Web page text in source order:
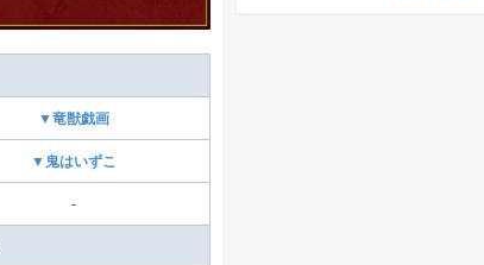
▼竜獣戯画
▼鬼はいずこ
-